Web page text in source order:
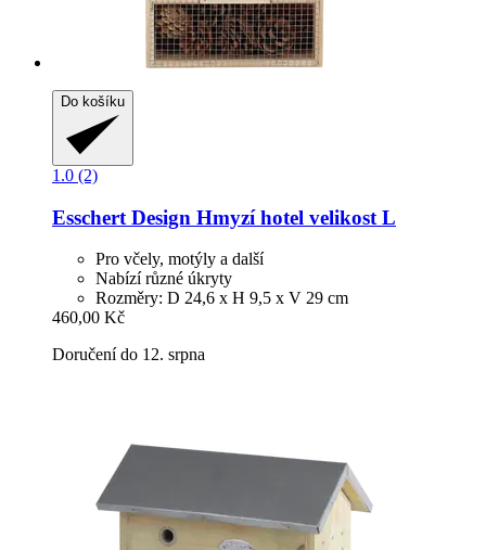
Do košíku
1.0 (2)
Esschert Design Hmyzí hotel velikost L
Pro včely, motýly a další
Nabízí různé úkryty
Rozměry: D 24,6 x H 9,5 x V 29 cm
460,00 Kč
Doručení do 12. srpna